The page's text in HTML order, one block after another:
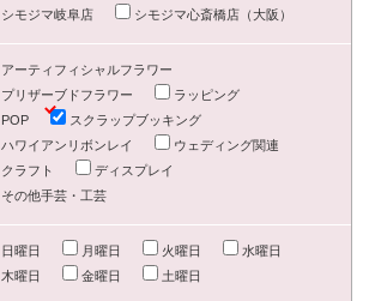
シモジマ岐阜店
シモジマ心斎橋店（大阪）
アーティフィシャルフラワー
プリザーブドフラワー
ラッピング
POP
スクラップブッキング
ハワイアンリボンレイ
ウェディング関連
クラフト
ディスプレイ
その他手芸・工芸
日曜日 月曜日 火曜日
水曜日
木曜日
金曜日 土曜日